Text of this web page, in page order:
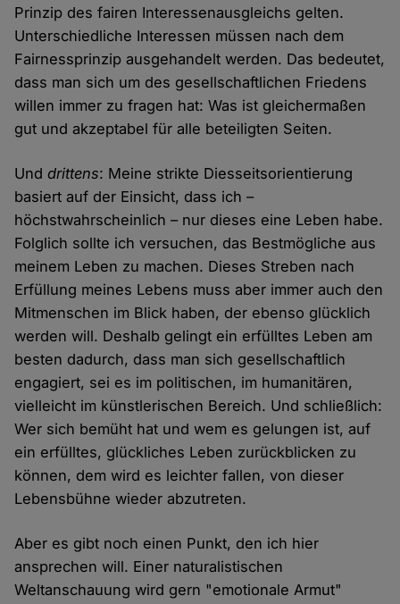
Prinzip des fairen Interessenausgleichs gelten.
Unterschiedliche Interessen müssen nach dem
Fairnessprinzip ausgehandelt werden. Das bedeutet,
dass man sich um des gesellschaftlichen Friedens
willen immer zu fragen hat: Was ist gleichermaßen
gut und akzeptabel für alle beteiligten Seiten.
Unddrittens: Meine strikte Diesseitsorientierung
basiert auf der Einsicht, dass ich –
höchstwahrscheinlich – nur dieses eine Leben habe.
Folglich sollte ich versuchen, das Bestmögliche aus
meinem Leben zu machen. Dieses Streben nach
Erfüllung meines Lebens muss aber immer auch den
Mitmenschen im Blick haben, der ebenso glücklich
werden will. Deshalb gelingt ein erfülltes Leben am
besten dadurch, dass man sich gesellschaftlich
engagiert, sei es im politischen, im humanitären,
vielleicht im künstlerischen Bereich. Und schließlich:
Wer sich bemüht hat und wem es gelungen ist, auf
ein erfülltes, glückliches Leben zurückblicken zu
können, dem wird es leichter fallen, von dieser
Lebensbühne wieder abzutreten.
Aber es gibt noch einen Punkt, den ich hier
ansprechen will. Einer naturalistischen
Weltanschauung wird gern "emotionale Armut"